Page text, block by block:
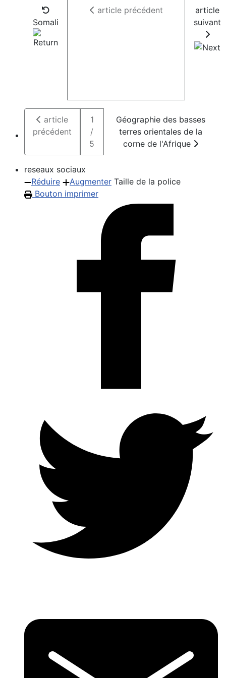
Somali
article précédent
article
suivant
article
précédent
1
/
5
Géographie des basses
terres orientales de la
corne de l'Afrique
reseaux sociaux
Réduire
Augmenter Taille de la police
Bouton imprimer